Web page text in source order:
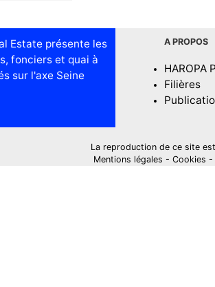
Estate présente les
fonciers et quai à
sur l'axe Seine
A PROPOS
HAROPA
Filières
La reproduction de ce site
Mentions légales - Cookies -